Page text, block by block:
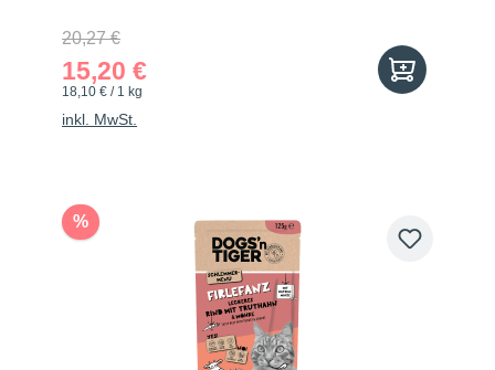
20,27 €
15,20 €
18,10 € / 1 kg
inkl. MwSt.
%